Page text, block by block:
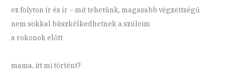
ez folyton ír és ír – mit tehetünk, magasabb végzettségű
nem sokkal büszkélkedhetnek a szüleim
a rokonok előtt
mama, itt mi történt?